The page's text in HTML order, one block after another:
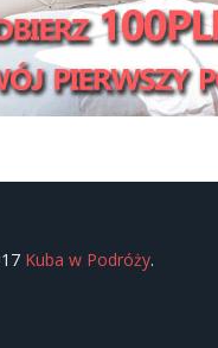
Kuba w Podróży.